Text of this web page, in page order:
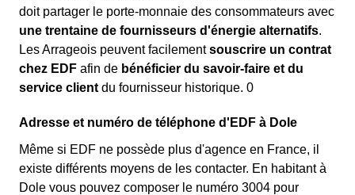
doit partager le porte-monnaie des consommateurs avec
une trentaine de fournisseurs d'énergie alternatifs.
Les Arrageois peuvent facilementsouscrire un contrat
chez EDF afin de bénéficier du savoir-faire et du
service client du fournisseur historique. 0
Adresse et numéro de téléphone d'EDF à Dole
Même si EDF ne possède plus d'agence en France, il
existe différents moyens de les contacter. En habitant à
Dole vous pouvez composer le numéro 3004 pour